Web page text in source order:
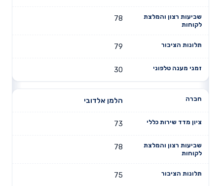
78
79
30
הלמן אלדובי
73
78
75